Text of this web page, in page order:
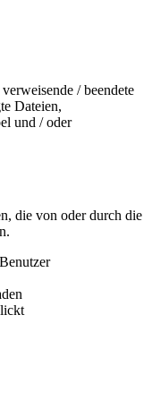
/ beendete
Dateien,
und / oder
die von oder durch die